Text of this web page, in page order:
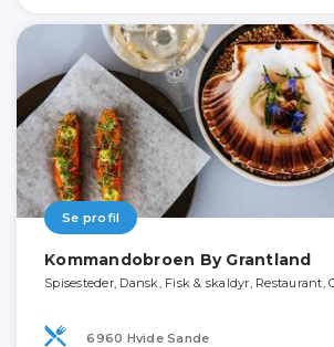
Se profil
Kommandobroen By Grantland
Spisesteder, Dansk, Fisk & skaldyr, Restaurant,
6960 Hvide Sande